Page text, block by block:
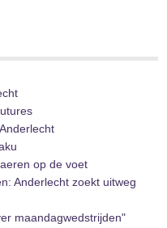
op de voet
Anderlecht zoekt uitweg
maandagwedstrijden"